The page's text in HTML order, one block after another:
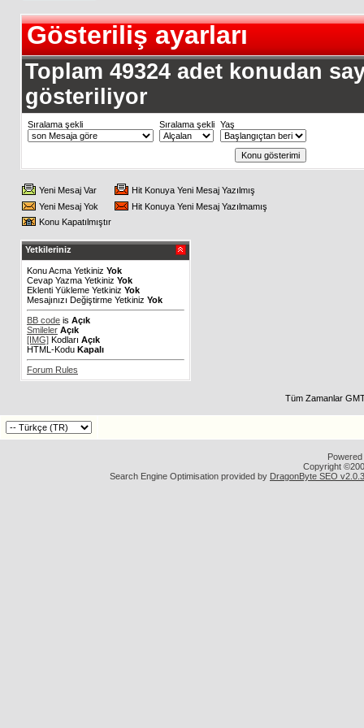
Gösteriliş ayarları
Toplam 49324 adet konudan
gösteriliyor
Sıralama şekli Sıralama şekli Yaş
Yeni Mesaj Var
Hit Konuya Yeni Mesaj Yazılmış
Yeni Mesaj Yok
Hit Konuya Yeni Mesaj Yazılmamış
Konu Kapatılmıştır
Yetkileriniz
Konu Acma Yetkiniz Yok
Cevap Yazma Yetkiniz Yok
Eklenti Yükleme Yetkiniz Yok
Mesajınızı Değiştirme Yetkiniz Yok
BB code is Açık
Smileler Açık
[IMG] Kodları Açık
HTML-Kodu Kapalı
Forum Rules
Tüm Zamanlar
Copyright
Search Engine Optimisation provided by DragonByte SEO